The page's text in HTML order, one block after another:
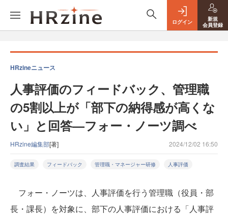
ログイン
新規
会員登録
HRzineニュース
人事評価のフィードバック、管理職
の5割以上が「部下の納得感が高くな
い」と回答—フォー・ノーツ調べ
HRzine編集部[著] 2024/12/02 16:50
調査結果 フィードバック 管理職・マネージャー研修 人事評価
フォー・ノーツは、人事評価を行う管理職（役員・部
長・課長）を対象に、部下の人事評価における「人事評